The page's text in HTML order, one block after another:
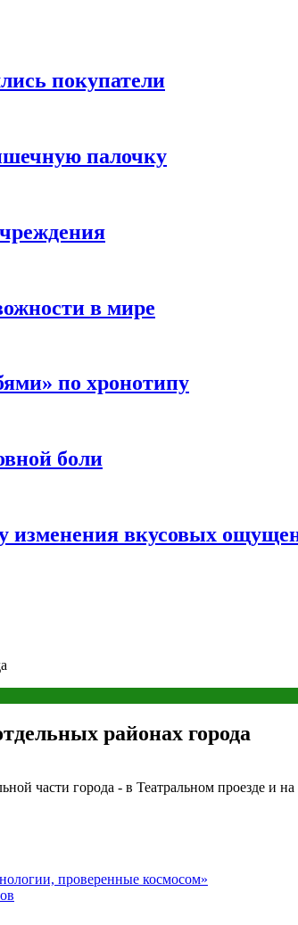
покупатели
палочку
в мире
по хронотипу
боли
изменения вкусовых
районах города
части города - в Театральном проезде и
проверенные космосом»